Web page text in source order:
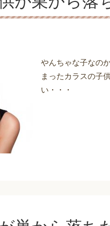
やんちゃな子なの
まったカラスの子
い・・・